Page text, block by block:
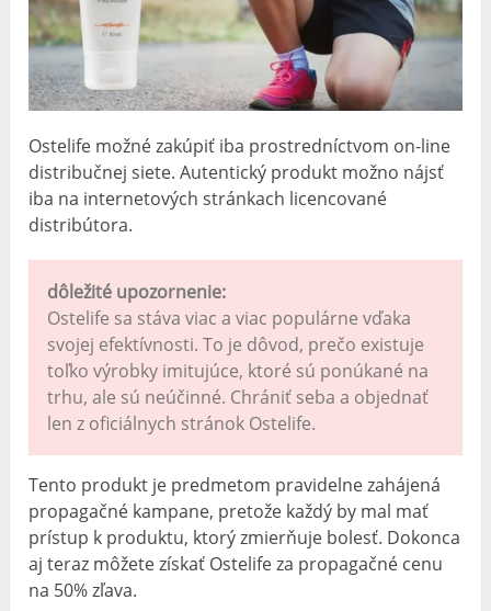
Ostelife možné zakúpiť iba prostredníctvom on-line
distribučnej siete. Autentický produkt možno nájsť
iba na internetových stránkach licencované
distribútora.
dôležité upozornenie:
Ostelife sa stáva viac a viac populárne vďaka
svojej efektívnosti. To je dôvod, prečo existuje
toľko výrobky imitujúce, ktoré sú ponúkané na
trhu, ale sú neúčinné. Chrániť seba a objednať
len z oficiálnych stránok Ostelife.
Tento produkt je predmetom pravidelne zahájená
propagačné kampane, pretože každý by mal mať
prístup k produktu, ktorý zmierňuje bolesť. Dokonca
aj teraz môžete získať Ostelife za propagačné cenu
na 50% zľava.